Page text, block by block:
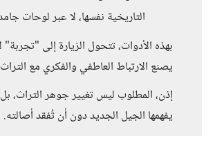
التاريخية نفسها، لا عبر لوحات
بهذه الأدوات، تتحول الزيارة إلى
يصنع الارتباط العاطفي والفكري مع
إذن، المطلوب ليس تغيير جوهر التراث،
يفهمها الجيل الجديد دون أن تُفقد أصالته.